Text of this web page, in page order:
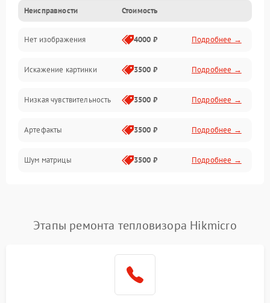
Неисправности сенсора и оптики
Программные ошибки
Электропитание
Измерения
Матрица
Проблемы питания
Сбои коммуникаций и интерфейсов
Неисправности Стоимость
Нет изображения 4000 ₽ Подробнее →
Искажение картинки 3500 ₽ Подробнее →
Низкая чувствительность 3500 ₽ Подробнее →
Артефакты 3500 ₽ Подробнее →
Шум матрицы 3500 ₽ Подробнее →
Этапы ремонта тепловизора Hikmicro